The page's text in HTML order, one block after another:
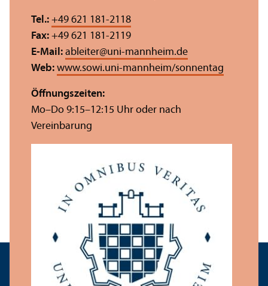
Tel.: +49 621 181-2118
Fax: +49 621 181-2119
E-Mail: ableiter@uni-mannheim.de
Web: www.sowi.uni-mannheim/sonnentag
Öffnungs­zeiten:
Mo–Do 9:15–12:15 Uhr oder nach
Vereinbarung